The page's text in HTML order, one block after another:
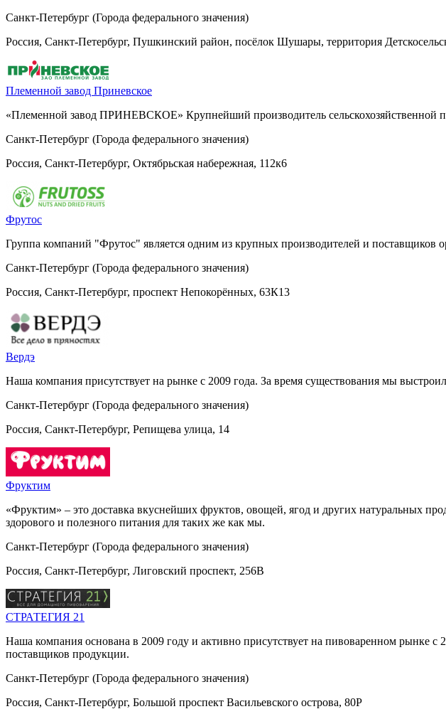
Санкт-Петербург (Города федерального значения)
Россия, Санкт-Петербург, Пушкинский район, посёлок Шушары, территория
Племенной завод Приневское
«Племенной завод ПРИНЕВСКОЕ» Крупнейший производитель сельскохозяйственной
Санкт-Петербург (Города федерального значения)
Россия, Санкт-Петербург, Октябрьская набережная, 112к6
Фрутос
Группа компаний "Фрутос" является одним из крупных производителей и поставщиков
Санкт-Петербург (Города федерального значения)
Россия, Санкт-Петербург, проспект Непокорённых, 63К13
Вердэ
Наша компания присутствует на рынке с 2009 года. За время существования мы
Санкт-Петербург (Города федерального значения)
Россия, Санкт-Петербург, Репищева улица, 14
Фруктим
«Фруктим» – это доставка вкуснейших фруктов, овощей, ягод и других натуральных
здорового и полезного питания для таких же как мы.
Санкт-Петербург (Города федерального значения)
Россия, Санкт-Петербург, Лиговский проспект, 256В
СТРАТЕГИЯ 21
Наша компания основана в 2009 году и активно присутствует на пивоваренном рынке
поставщиков продукции.
Санкт-Петербург (Города федерального значения)
Россия, Санкт-Петербург, Большой проспект Васильевского острова, 80Р